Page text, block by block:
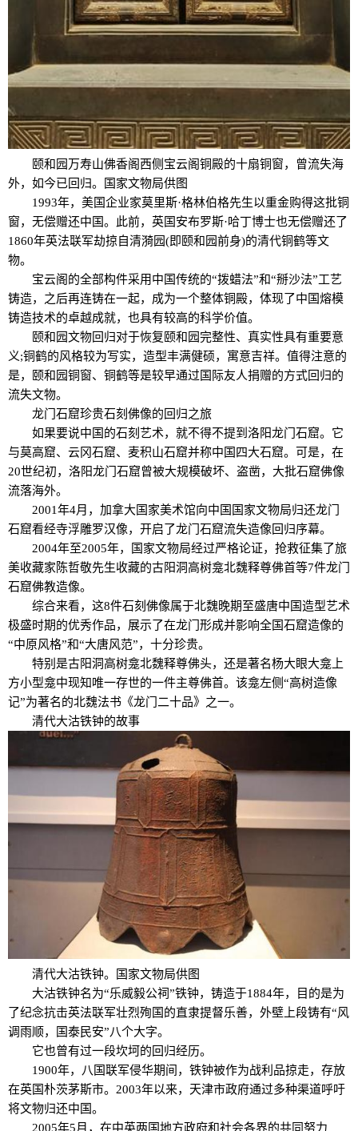
颐和园万寿山佛香阁西侧宝云阁铜殿的十扇铜窗，曾流失海
外，如今已回归。国家文物局供图
1993年，美国企业家莫里斯·格林伯格先生以重金购得这批铜
窗，无偿赠还中国。此前，英国安布罗斯·哈丁博士也无偿赠还了
1860年英法联军劫掠自清漪园(即颐和园前身)的清代铜鹤等文
物。
宝云阁的全部构件采用中国传统的“拨蜡法”和“掰沙法”工艺
铸造，之后再连铸在一起，成为一个整体铜殿，体现了中国熔模
铸造技术的卓越成就，也具有较高的科学价值。
颐和园文物回归对于恢复颐和园完整性、真实性具有重要意
义;铜鹤的风格较为写实，造型丰满健硕，寓意吉祥。值得注意的
是，颐和园铜窗、铜鹤等是较早通过国际友人捐赠的方式回归的
流失文物。
龙门石窟珍贵石刻佛像的回归之旅
如果要说中国的石刻艺术，就不得不提到洛阳龙门石窟。它
与莫高窟、云冈石窟、麦积山石窟并称中国四大石窟。可是，在
20世纪初，洛阳龙门石窟曾被大规模破坏、盗凿，大批石窟佛像
流落海外。
2001年4月，加拿大国家美术馆向中国国家文物局归还龙门
石窟看经寺浮雕罗汉像，开启了龙门石窟流失造像回归序幕。
2004年至2005年，国家文物局经过严格论证，抢救征集了旅
美收藏家陈哲敬先生收藏的古阳洞高树龛北魏释尊佛首等7件龙门
石窟佛教造像。
综合来看，这8件石刻佛像属于北魏晚期至盛唐中国造型艺术
极盛时期的优秀作品，展示了在龙门形成并影响全国石窟造像的
“中原风格”和“大唐风范”，十分珍贵。
特别是古阳洞高树龛北魏释尊佛头，还是著名杨大眼大龛上
方小型龛中现知唯一存世的一件主尊佛首。该龛左侧“高树造像
记”为著名的北魏法书《龙门二十品》之一。
清代大沽铁钟的故事
清代大沽铁钟。国家文物局供图
大沽铁钟名为“乐威毅公祠”铁钟，铸造于1884年，目的是为
了纪念抗击英法联军壮烈殉国的直隶提督乐善，外壁上段铸有“风
调雨顺，国泰民安”八个大字。
它也曾有过一段坎坷的回归经历。
1900年，八国联军侵华期间，铁钟被作为战利品掠走，存放
在英国朴茨茅斯市。2003年以来，天津市政府通过多种渠道呼吁
将文物归还中国。
2005年5月，在中英两国地方政府和社会各界的共同努力